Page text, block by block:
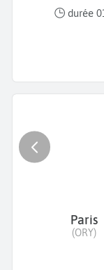
durée
Paris
(ORY)